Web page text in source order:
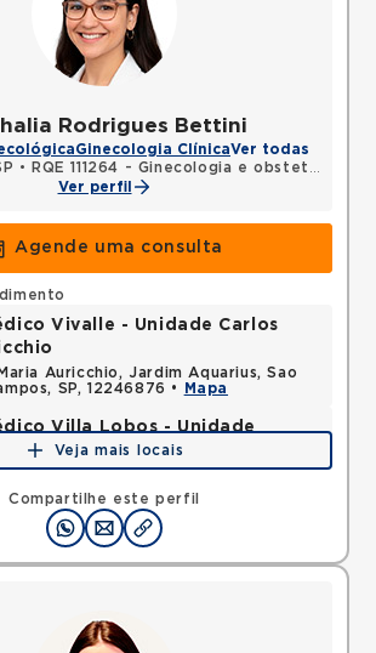
Rodrigues Bettini
Ginecologia ClínicaVer todas
• RQE 111264 - Ginecologia e obstetrícia
Ver perfil
Agende uma consulta
Compartilhe este perfil
Vivalle - Unidade Carlos
Auricchio, Jardim Aquarius, Sao
SP, 12246876 •
Mapa
Villa Lobos - Unidade
Mooca, Sao Paulo, SP, 03117000 •
Veja mais locais